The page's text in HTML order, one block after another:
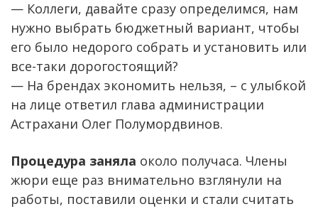
— Коллеги, давайте сразу определимся, нам
нужно выбрать бюджетный вариант, чтобы
его было недорого собрать и установить или
все-таки дорогостоящий?
— На брендах экономить нельзя, – с улыбкой
на лице ответил глава администрации
Астрахани Олег Полумордвинов.
Процедура заняла около получаса. Члены
жюри еще раз внимательно взглянули на
работы, поставили оценки и стали считать